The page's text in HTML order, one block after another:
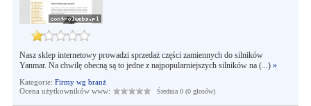
Nasz sklep internetowy prowadzi sprzedaż części zamiennych do silników
Yanmar. Na chwilę obecną są to jedne z najpopularniejszych silników na (...) »
Kategorie: Firmy wg branż
Ocena użytkowników www:
Średnia 0 (0 głosów)